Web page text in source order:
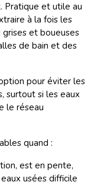
Pratique et utile au
à la fois les
et boueuses
de bain et des
pour éviter les
surtout si les eaux
le réseau
quand :
est en pente,
usées difficile